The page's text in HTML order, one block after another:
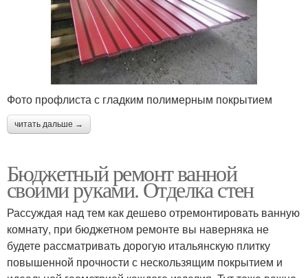
Фото профлиста с гладким полимерным покрытием
читать дальше →
Бюджетный ремонт ванной
своими руками. Отделка стен
Рассуждая над тем как дешево отремонтировать ванную
комнату, при бюджетном ремонте вы наверняка не
будете рассматривать дорогую итальянскую плитку
повышенной прочности с нескользящим покрытием и